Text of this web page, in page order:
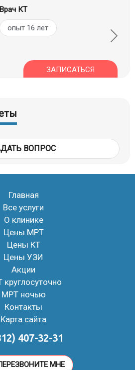
Врач КТ
опыт 16 лет
ЗАПИСАТЬСЯ
ВОПРОС
Главная
Все услуги
О клинике
Цены МРТ
Цены КТ
Цены УЗИ
Акции
круглосуточно
МРТ ночью
Контакты
Карта сайта
407-32-31
МНЕ